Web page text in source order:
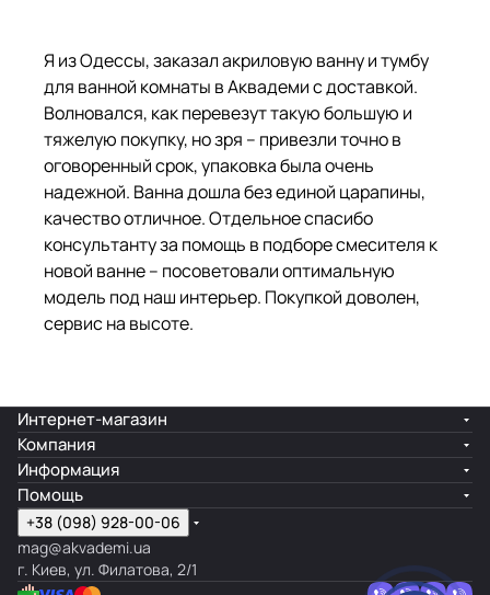
Я из Одессы, заказал акриловую ванну и тумбу
для ванной комнаты в Аквадеми с доставкой.
Волновался, как перевезут такую большую и
тяжелую покупку, но зря – привезли точно в
оговоренный срок, упаковка была очень
надежной. Ванна дошла без единой царапины,
качество отличное. Отдельное спасибо
консультанту за помощь в подборе смесителя к
новой ванне – посоветовали оптимальную
модель под наш интерьер. Покупкой доволен,
сервис на высоте.
Интернет-магазин
Компания
Информация
Помощь
+38 (098) 928-00-06
mag@akvademi.ua
г. Киев, ул. Филатова, 2/1